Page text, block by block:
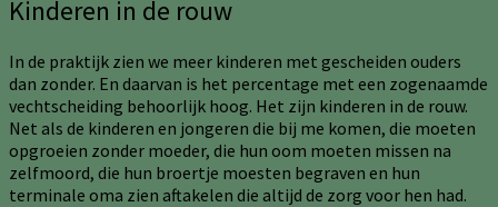
Kinderen in de rouw
In de praktijk zien we meer kinderen met gescheiden ouders
dan zonder. En daarvan is het percentage met een zogenaamde
vechtscheiding behoorlijk hoog. Het zijn kinderen in de rouw.
Net als de kinderen en jongeren die bij me komen, die moeten
opgroeien zonder moeder, die hun oom moeten missen na
zelfmoord, die hun broertje moesten begraven en hun
terminale oma zien aftakelen die altijd de zorg voor hen had.